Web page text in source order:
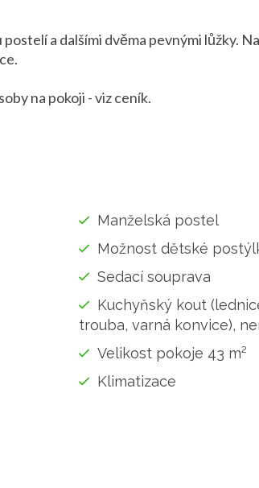
a dalšími dvěma pevnými lůžky.
na pokoji - viz ceník.
Manželská postel
Možnost dětské
Sedací souprava
Kuchyňský kout
trouba, varná konvice),
Velikost pokoje 43 m²
Klimatizace